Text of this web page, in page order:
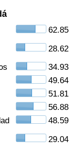
62.85
28.62
34.93
49.64
51.81
56.88
48.59
29.04